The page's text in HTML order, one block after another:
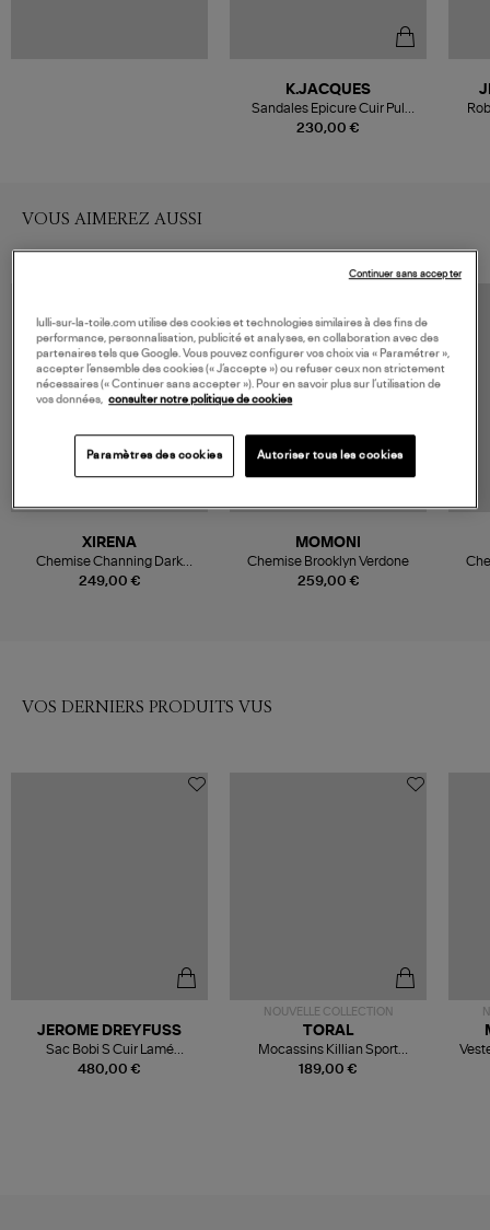
230,00 €
K.JACQUES
Sandales Epicure Cuir Pul
Naturel
VOUS AIMEREZ AUSSI
249,00 €
XIRENA
Chemise Channing Dark
Seagrass
259,00 €
MOMONI
Chemise Brooklyn Verdone
VOS DERNIERS PRODUITS VUS
480,00 €
JEROME DREYFUSS
Sac Bobi S Cuir Lamé
Champagne
NOUVELLE COLLECTION
189,00 €
TORAL
Mocassins Killian Sport
Mousse
lulli-sur-la-toile.com utilise des cookies et technologies similaires à des fins de
performance, personnalisation, publicité et analyses, en collaboration avec des
partenaires tels que Google. Vous pouvez configurer vos choix via « Paramétrer »,
accepter l’ensemble des cookies (« J’accepte ») ou refuser ceux non strictement
nécessaires (« Continuer sans accepter »). Pour en savoir plus sur l’utilisation de
vos données, consulter notre politique de cookies
Paramètres des cookies Autoriser tous les cookies
Continuer sans accepter